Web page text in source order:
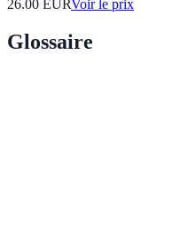
26.00 EURVoir le prix
Glossaire